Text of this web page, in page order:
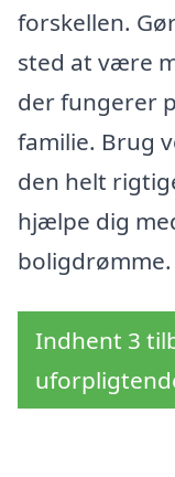
forskellen.
sted at være
der fungerer
familie. Brug
den helt
hjælpe dig
boligdrømme.
Indhent 3